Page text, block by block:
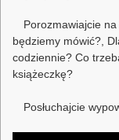
Porozmawiajcie
będziemy mówić?,
codziennie? Co
książeczkę?
Posłuchajcie